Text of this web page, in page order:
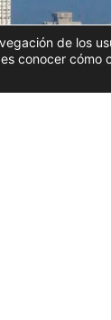
de los
conocer cómo